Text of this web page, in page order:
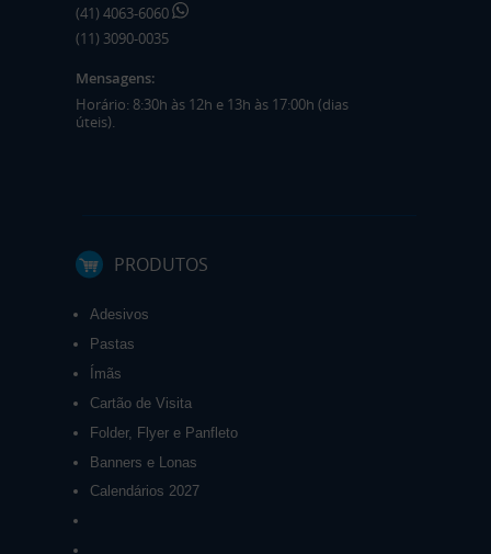
(41) 4063-6060
(11) 3090-0035
Mensagens:
Horário: 8:30h às 12h e 13h às 17:00h (dias
úteis).
PRODUTOS
Adesivos
Pastas
Ímãs
Cartão de Visita
Folder, Flyer e Panfleto
Banners e Lonas
Calendários 2027